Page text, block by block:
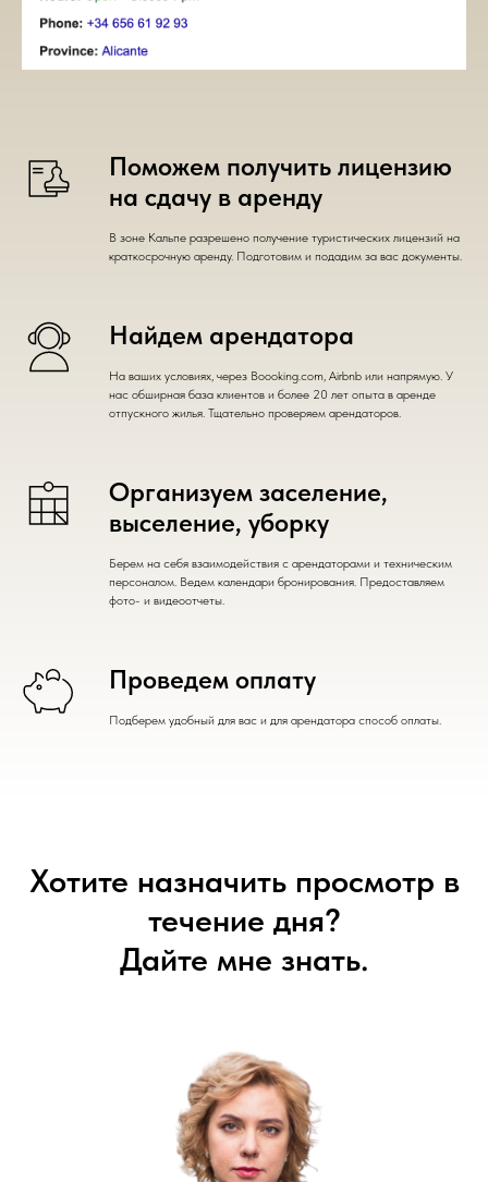
Поможем получить лицензию
на сдачу в аренду
В зоне Кальпе разрешено получение туристических лицензий на
краткосрочную аренду. Подготовим и подадим за вас документы.
Найдем арендатора
На ваших условиях, через Boooking.com, Airbnb или напрямую. У
нас обширная база клиентов и более 20 лет опыта в аренде
отпускного жилья. Тщательно проверяем арендаторов.
Организуем заселение,
выселение, уборку
Берем на себя взаимодействия с арендаторами и техническим
персоналом. Ведем календари бронирования. Предоставляем
фото- и видеоотчеты.
Проведем оплату
Подберем удобный для вас и для арендатора способ оплаты.
Хотите назначить просмотр в
течение дня?
Дайте мне знать.